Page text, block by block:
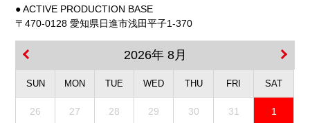
● ACTIVE PRODUCTION BASE
〒470-0128 愛知県日進市浅田平子1-370
2026年 8月
SUN MON TUE WED THU FRI SAT
26 27 28 29 30 31 1